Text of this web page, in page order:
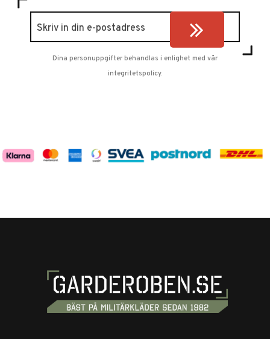
Dina personuppgifter behandlas i enlighet med vår
integritetspolicy.